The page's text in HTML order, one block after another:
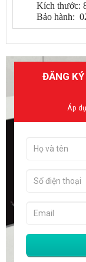
Kích thước:
Bảo hành:
ĐĂNG
Áp